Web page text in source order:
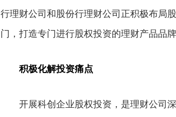
行理财公司和股份行理财公司正积极布局
门，打造专门进行股权投资的理财产品品牌
积极化解投资痛点
开展科创企业股权投资，是理财公司